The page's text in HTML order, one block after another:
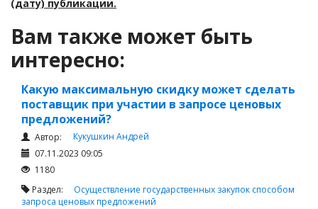
(дату) публикации.
Вам также может быть
интересно:
Какую максимальную скидку может сделать
поставщик при участии в запросе ценовых
предложений?
Автор:
Кукушкин Андрей
07.11.2023 09:05
1180
Раздел: Осуществление государственных закупок способом
запроса ценовых предложений